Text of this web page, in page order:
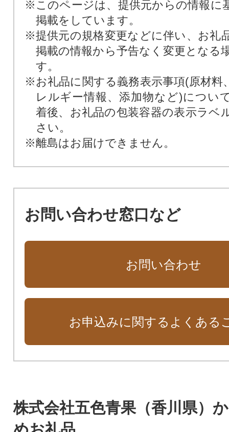
※このページは、提供元からの情報に
掲載をしています。
※提供元の規格変更などに伴い、お礼
掲載の情報から予告なく変更となる
す。
※お礼品に関する義務表示事項(原材料
レルギー情報、添加物など)につい
着後、お礼品の包装容器の表示ラベ
さい。
※離島はお届けできません。
お問い合わせ窓口など
お問い合わせ
お申込みに関するよくある
株式会社五色青果（香川県）